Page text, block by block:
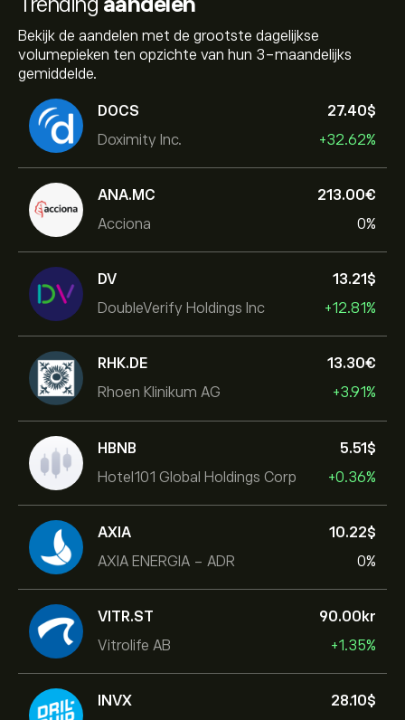
Bekijk de aandelen met de grootste dagelijkse
volumepieken ten opzichte van hun 3-maandelijks
gemiddelde.
DOCS
Doximity Inc.
27.40‎$‎
+32.62%
ANA.MC
Acciona
213.00‎€‎
0%
DV
DoubleVerify Holdings Inc
13.21‎$‎
+12.81%
RHK.DE
Rhoen Klinikum AG
13.30‎€‎
+3.91%
HBNB
Hotel101 Global Holdings Corp
5.51‎$‎
+0.36%
AXIA
AXIA ENERGIA - ADR
10.22‎$‎
0%
VITR.ST
Vitrolife AB
90.00‎kr‎
+1.35%
INVX
28.10‎$‎